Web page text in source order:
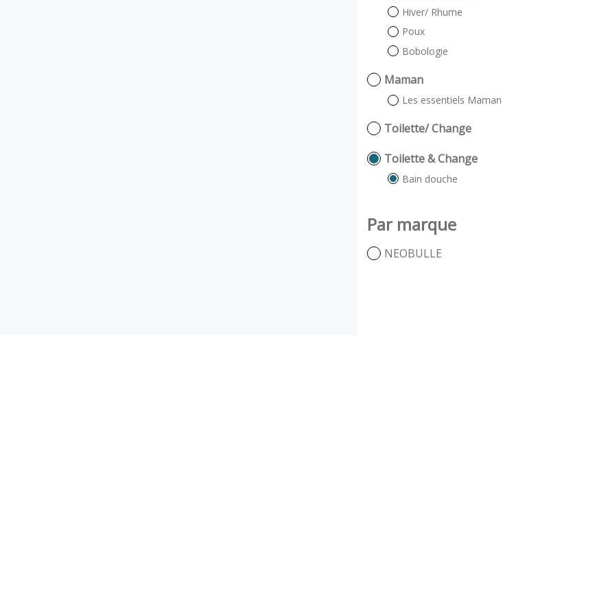
Hiver/ Rhume
Poux
Bobologie
Maman
Les essentiels Maman
Toilette/ Change
Toilette & Change
Bain douche
Par marque
NEOBULLE